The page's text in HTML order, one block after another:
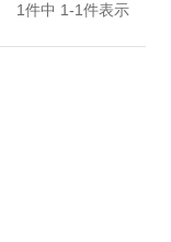
1件中 1-1件表示